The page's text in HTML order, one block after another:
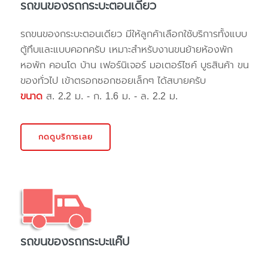
รถขนของรถกระบะตอนเดียว
รถขนของกระบะตอนเดียว มีให้ลูกค้าเลือกใช้บริการทั้งแบบ
ตู้ทึบและแบบคอกครับ เหมาะสำหรับงานขนย้ายห้องพัก
หอพัก คอนโด บ้าน เฟอร์นิเจอร์ มอเตอร์ไซค์ บูธสินค้า ขน
ของทั่วไป เข้าตรอกซอกซอยเล็กๆ ได้สบายครับ
ขนาด ส. 2.2 ม. - ก. 1.6 ม. - ล. 2.2 ม.
กดดูบริการเลย
รถขนของรถกระบะแค๊ป